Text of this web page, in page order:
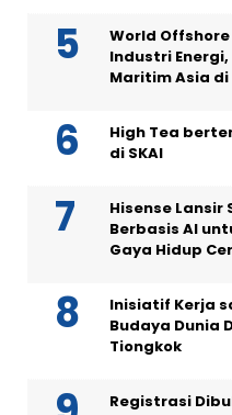
World
Industri
Maritim Asia
High Tea
di SKAI
Hisense
Berbasis AI
Gaya Hidup
Inisiatif Kerja
Budaya Dunia
Tiongkok
Registrasi